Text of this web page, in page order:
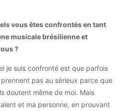
vous êtes confrontés en tant
musicale brésilienne et
?
je suis confronté est que parfois
pas au sérieux parce que
doutent même de moi. Mais
et ma personne, en prouvant